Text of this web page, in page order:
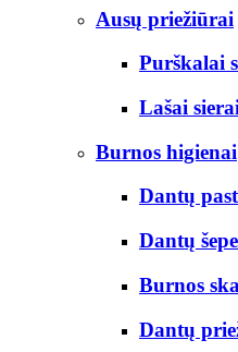
Ausų priežiūrai
Purškalai
Lašai
Burnos higienai
Dantų
Dantų
Burnos
Dantų